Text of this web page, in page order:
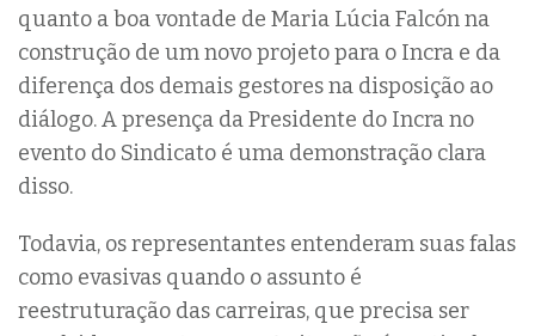
quanto a boa vontade de Maria Lúcia Falcón na
construção de um novo projeto para o Incra e da
diferença dos demais gestores na disposição ao
diálogo. A presença da Presidente do Incra no
evento do Sindicato é uma demonstração clara
disso.
Todavia, os representantes entenderam suas falas
como evasivas quando o assunto é
reestruturação das carreiras, que precisa ser